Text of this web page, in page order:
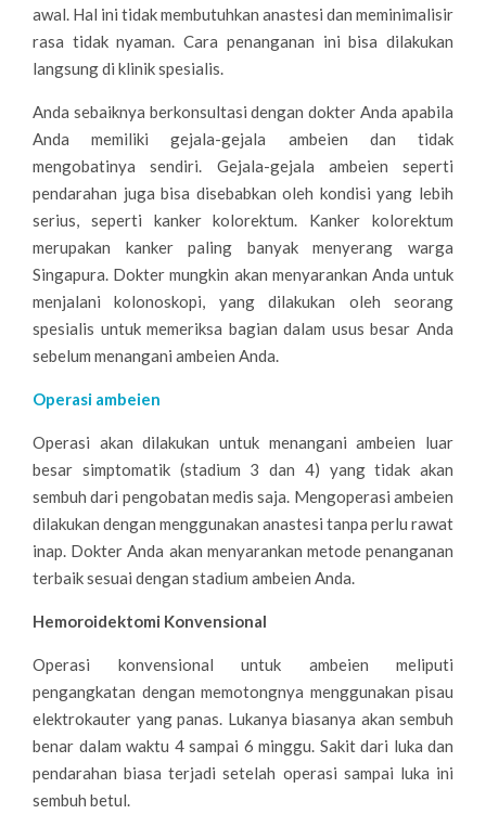
awal. Hal ini tidak membutuhkan anastesi dan meminimalisir
rasa tidak nyaman. Cara penanganan ini bisa dilakukan
langsung di klinik spesialis.
Anda sebaiknya berkonsultasi dengan dokter Anda apabila
Anda memiliki gejala-gejala ambeien dan tidak
mengobatinya sendiri. Gejala-gejala ambeien seperti
pendarahan juga bisa disebabkan oleh kondisi yang lebih
serius, seperti kanker kolorektum. Kanker kolorektum
merupakan kanker paling banyak menyerang warga
Singapura. Dokter mungkin akan menyarankan Anda untuk
menjalani kolonoskopi, yang dilakukan oleh seorang
spesialis untuk memeriksa bagian dalam usus besar Anda
sebelum menangani ambeien Anda.
Operasi ambeien
Operasi akan dilakukan untuk menangani ambeien luar
besar simptomatik (stadium 3 dan 4) yang tidak akan
sembuh dari pengobatan medis saja. Mengoperasi ambeien
dilakukan dengan menggunakan anastesi tanpa perlu rawat
inap. Dokter Anda akan menyarankan metode penanganan
terbaik sesuai dengan stadium ambeien Anda.
Hemoroidektomi Konvensional
Operasi konvensional untuk ambeien meliputi
pengangkatan dengan memotongnya menggunakan pisau
elektrokauter yang panas. Lukanya biasanya akan sembuh
benar dalam waktu 4 sampai 6 minggu. Sakit dari luka dan
pendarahan biasa terjadi setelah operasi sampai luka ini
sembuh betul.